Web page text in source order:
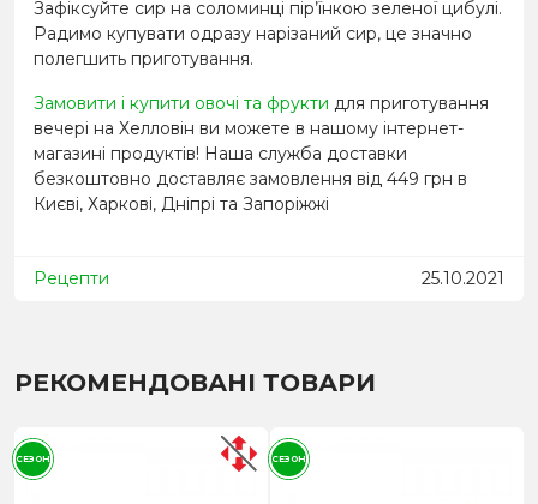
Зафіксуйте сир на соломинці пір’їнкою зеленої цибулі.
Радимо купувати одразу нарізаний сир, це значно
полегшить приготування.
Замовити і купити овочі та фрукти для приготування
вечері на Хелловін ви можете в нашому інтернет-
магазині продуктів! Наша служба доставки
безкоштовно доставляє замовлення від 449 грн в
Києві, Харкові, Дніпрі та Запоріжжі
Рецепти 25.10.2021
РЕКОМЕНДОВАНІ ТОВАРИ
СЕЗОН СЕЗОН